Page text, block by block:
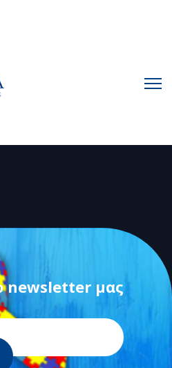
newsletter μας